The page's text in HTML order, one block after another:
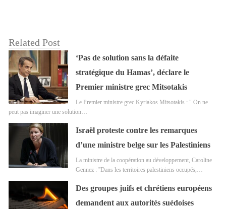
Related Post
‘Pas de solution sans la défaite
stratégique du Hamas’, déclare le
Premier ministre grec Mitsotakis
Le Premier ministre grec Kyriakos Mitsotakis : " On ne
peut pas imaginer une solution…
Israël proteste contre les remarques
d’une ministre belge sur les Palestiniens
La ministre de la coopération au développement, Caroline
Gennez : ''Dans les territoires palestiniens occupés,…
Des groupes juifs et chrétiens européens
demandent aux autorités suédoises